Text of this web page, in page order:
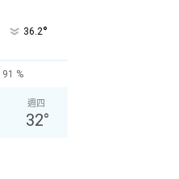
36.2°
91 %
週四
32°